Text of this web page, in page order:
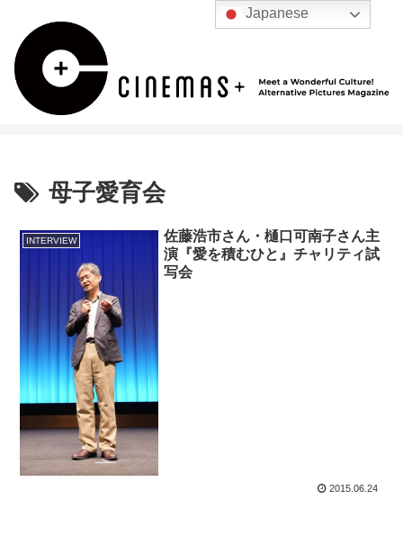
母子愛育会
INTERVIEW
佐藤浩市さん・樋口可南子さん主
演『愛を積むひと』チャリティ試
写会
2015.06.24
Japanese